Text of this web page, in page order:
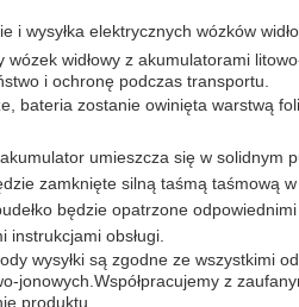
i wysyłka elektrycznych wózków
wózek widłowy z akumulatorami
i ochronę podczas transportu.
bateria zostanie owinięta warstwą
umieszcza się w solidnym
zamknięte silną taśmą taśmową
będzie opatrzone
instrukcjami obsługi.
wysyłki są zgodne ze wszystkimi
jonowych.Współpracujemy z
produktu..